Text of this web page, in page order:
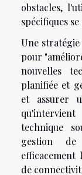
obstacles,
spécifiques
Une
pour
nouvelles
planifiée et
et assurer
technique
gestion
de